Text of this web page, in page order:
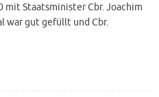
mit Staatsminister Cbr. Joachim
war gut gefüllt und Cbr.